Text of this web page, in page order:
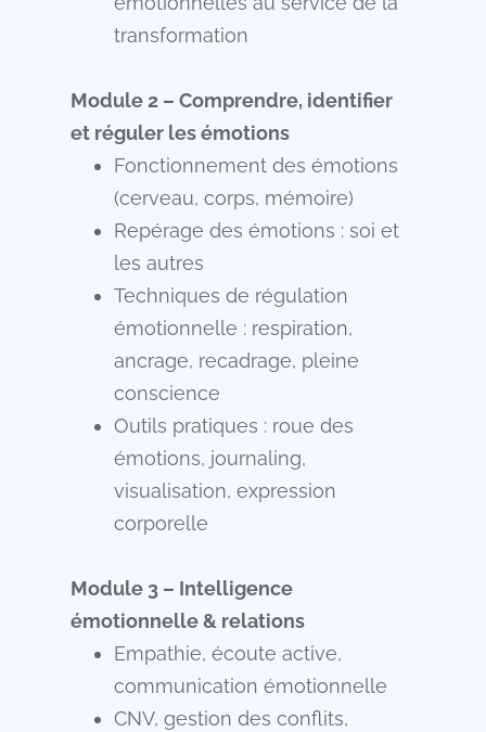
transformation
Module 2 – Comprendre, identifier
et réguler les émotions
Fonctionnement des émotions
(cerveau, corps, mémoire)
Repérage des émotions : soi et
les autres
Techniques de régulation
émotionnelle : respiration,
ancrage, recadrage, pleine
conscience
Outils pratiques : roue des
émotions, journaling,
visualisation, expression
corporelle
Module 3 – Intelligence
émotionnelle & relations
Empathie, écoute active,
communication émotionnelle
CNV, gestion des conflits,